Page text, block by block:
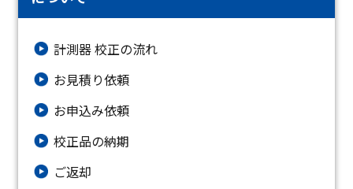
計測器 校正の流れ
お見積り依頼
お申込み依頼
校正品の納期
ご返却